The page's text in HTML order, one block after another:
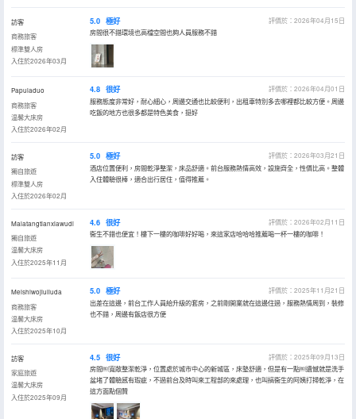
訪客
商務旅客
標準雙人房
入住於2026年03月
5.0 極好
評價於：2026年04月15日
房間很不錯環境也高檔空間也夠人員服務不錯
Papuladuo
商務旅客
温馨大床房
入住於2026年02月
4.8 很好
評價於：2026年04月01日
服務態度非常好，耐心細心，周邊交通也比較便利，出租車特別多去哪裡都比較方便。周邊
吃飯的地方也很多都是特色美食，挺好
訪客
獨自旅遊
標準雙人房
入住於2026年02月
5.0 極好
評價於：2026年03月21日
酒店位置便利，房間乾淨整潔，床品舒適。前台服務熱情高效，設施齊全，性價比高。整體
入住體驗很棒，適合出行居住，值得推薦。
Malatangtianxiawudi
獨自旅遊
温馨大床房
入住於2025年11月
4.6 很好
評價於：2026年02月11日
衞生不錯也便宜！樓下一樓的咖啡好好喝，來這家店哈哈哈推薦喝一杯一樓的咖啡！
Meishiwojiuliuda
商務旅客
温馨大床房
入住於2025年10月
5.0 極好
評價於：2025年11月21日
出差在這邊，前台工作人員給升級的套房，之前剛開業就在這邊住過，服務熱情周到，裝修
也不錯，周邊有飯店很方便
訪客
家庭旅遊
温馨大床房
入住於2025年09月
4.5 很好
評價於：2025年09月13日
房間￼寬敞整潔乾淨，位置處於城市中心的新城區，床墊舒適，但是有一點￼遺憾就是洗手
盆堵了體驗感有瑕疵，不過前台及時叫來工程部的來處理，也叫搞衞生的阿姨打掃乾淨，在
這方面點個贊